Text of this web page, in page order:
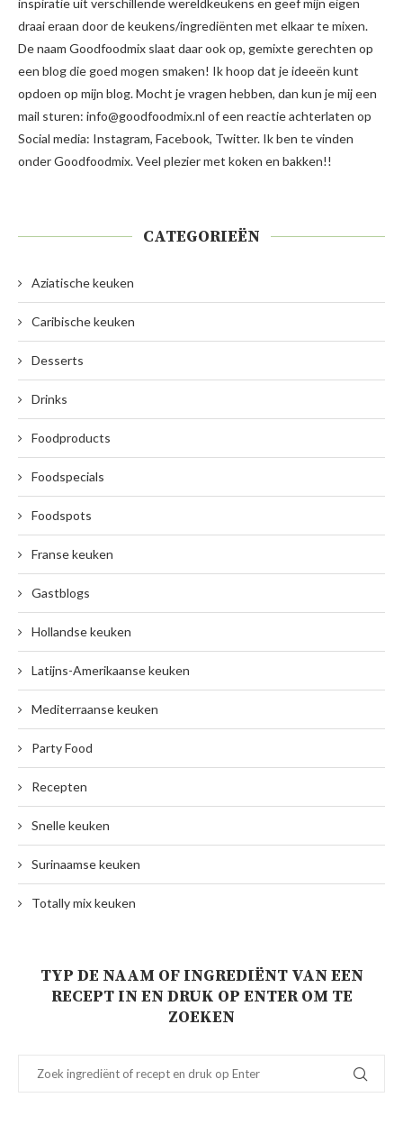
draai eraan door de keukens/ingrediënten met elkaar te mixen.
De naam Goodfoodmix slaat daar ook op, gemixte gerechten op
een blog die goed mogen smaken! Ik hoop dat je ideeën kunt
opdoen op mijn blog. Mocht je vragen hebben, dan kun je mij een
mail sturen: info@goodfoodmix.nl of een reactie achterlaten op
Social media: Instagram, Facebook, Twitter. Ik ben te vinden
onder Goodfoodmix. Veel plezier met koken en bakken!!
CATEGORIEËN
Aziatische keuken
Caribische keuken
Desserts
Drinks
Foodproducts
Foodspecials
Foodspots
Franse keuken
Gastblogs
Hollandse keuken
Latijns-Amerikaanse keuken
Mediterraanse keuken
Party Food
Recepten
Snelle keuken
Surinaamse keuken
Totally mix keuken
TYP DE NAAM OF INGREDIËNT VAN EEN
RECEPT IN EN DRUK OP ENTER OM TE
ZOEKEN